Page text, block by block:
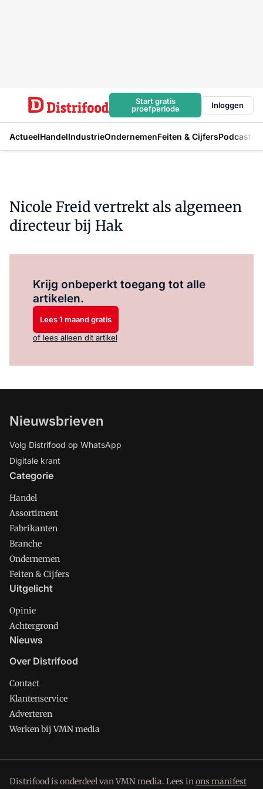
Start gratis
proefperiode
Inloggen
ActueelHandelIndustrieOndernemenFeiten & CijfersPodcast
Nicole Freid vertrekt als algemeen
directeur bij Hak
Krijg onbeperkt toegang tot alle
artikelen.
Lees 1 maand gratis
of lees alleen dit artikel
Nieuwsbrieven
Volg Distrifood op WhatsApp
Digitale krant
Categorie
Handel
Assortiment
Fabrikanten
Branche
Ondernemen
Feiten & Cijfers
Uitgelicht
Opinie
Achtergrond
Nieuws
Over Distrifood
Contact
Klantenservice
Adverteren
Werken bij VMN media
Distrifood is onderdeel van VMN media. Lees inons manifest